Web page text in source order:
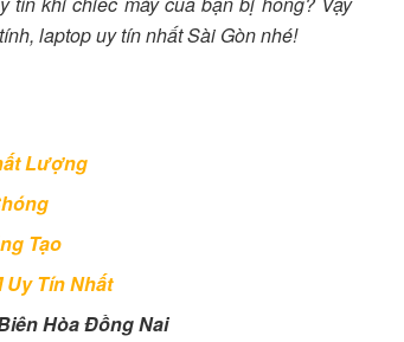
laptop uy tín nhất Sài Gòn nhé!
Lượng
Tạo
Uy Tín Nhất
Hòa Đồng Nai